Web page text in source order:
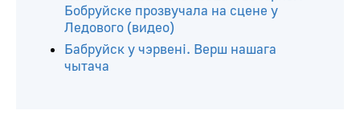
Бобруйске прозвучала на сцене у
Ледового (видео)
Бабруйск у чэрвені. Верш нашага
чытача